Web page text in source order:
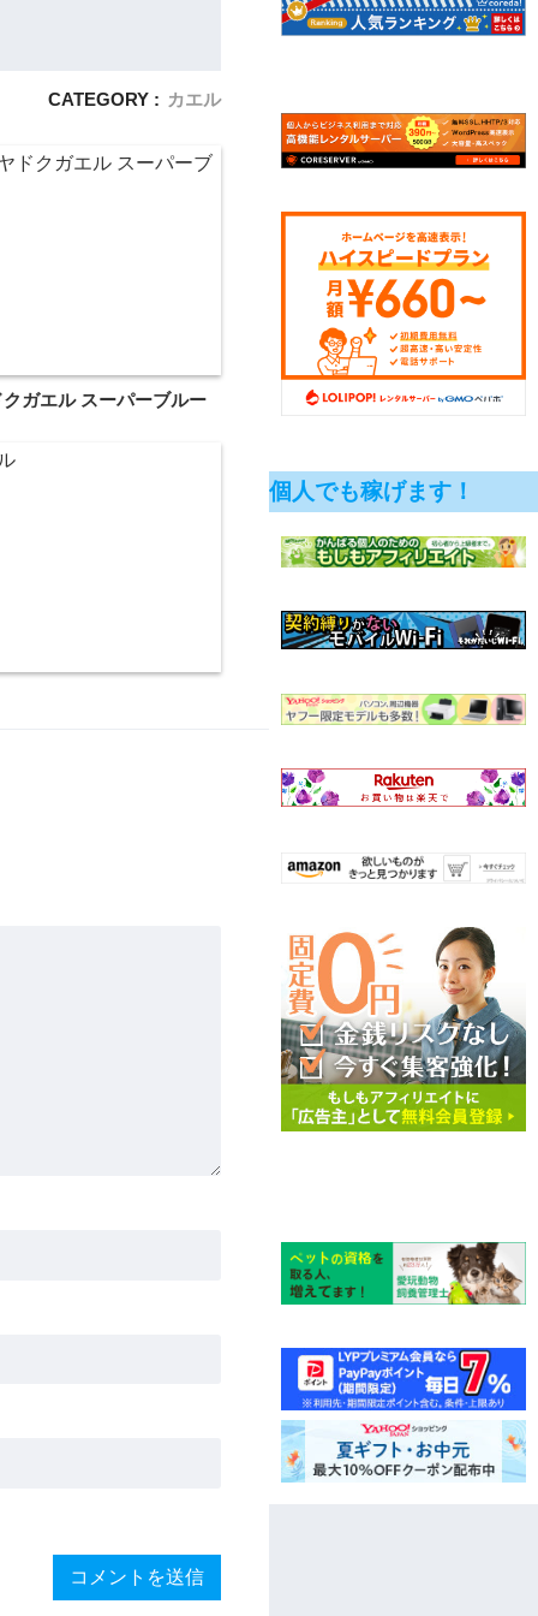
CATEGORY : カエル
ガエル スーパーブルー
個人でも稼げます！